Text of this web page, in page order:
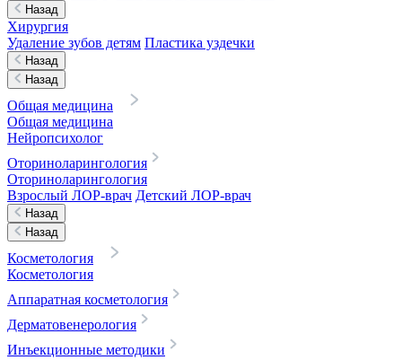
Назад
Хирургия
Удаление зубов детям Пластика уздечки
Назад
Назад
Общая медицина
Общая медицина
Нейропсихолог
Оториноларингология
Оториноларингология
Взрослый ЛОР-врач Детский ЛОР-врач
Назад
Назад
Косметология
Косметология
Аппаратная косметология
Дерматовенерология
Инъекционные методики